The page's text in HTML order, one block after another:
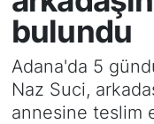
bulundu
Adana'da 5
Naz Suci,
annesine teslim
GÜNÜN
DÜNYA
KÜLTÜR -
Mersin Trafik
Süper Lig
Tüm